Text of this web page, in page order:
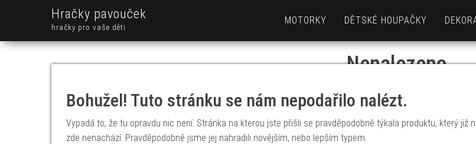
Hračky pavouček
hračky pro vaše děti
MOTORKY DĚTSKÉ HOUPAČKY
Nenalezeno
Bohužel! Tuto stránku se nám nepodařilo nalézt.
Vypadá to, že tu opravdu nic není. Stránka na kterou jste přišli se pravděpodobně týkala produktu, který již
zde nenachází. Pravděpodobně jsme jej nahradili novějším, nebo lepším typem.